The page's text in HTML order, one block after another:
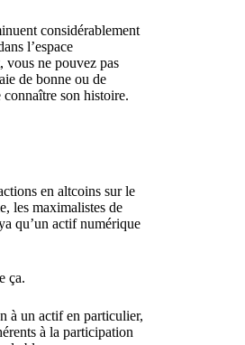
considérablement
l’espace
vous ne pouvez pas
de bonne ou de
son histoire.
en altcoins sur le
les maximalistes de
qu’un actif numérique
ça.
à un actif en particulier,
à la participation